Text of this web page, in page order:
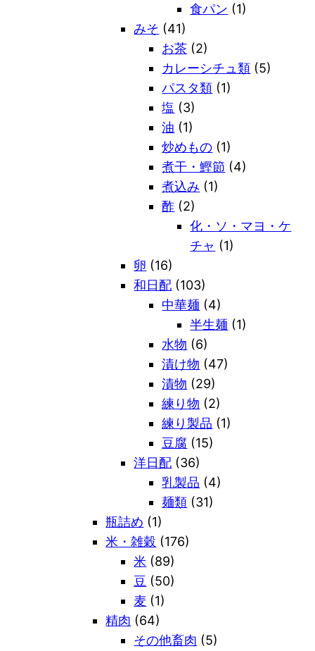
食パン (1)
みそ (41)
お茶 (2)
カレーシチュ類 (5)
パスタ類 (1)
塩 (3)
油 (1)
炒めもの (1)
煮干・鰹節 (4)
煮込み (1)
酢 (2)
化・ソ・マヨ・ケ
チャ (1)
卵 (16)
和日配 (103)
中華麺 (4)
半生麺 (1)
水物 (6)
漬け物 (47)
漬物 (29)
練り物 (2)
練り製品 (1)
豆腐 (15)
洋日配 (36)
乳製品 (4)
麺類 (31)
瓶詰め (1)
米・雑穀 (176)
米 (89)
豆 (50)
麦 (1)
精肉 (64)
その他畜肉 (5)